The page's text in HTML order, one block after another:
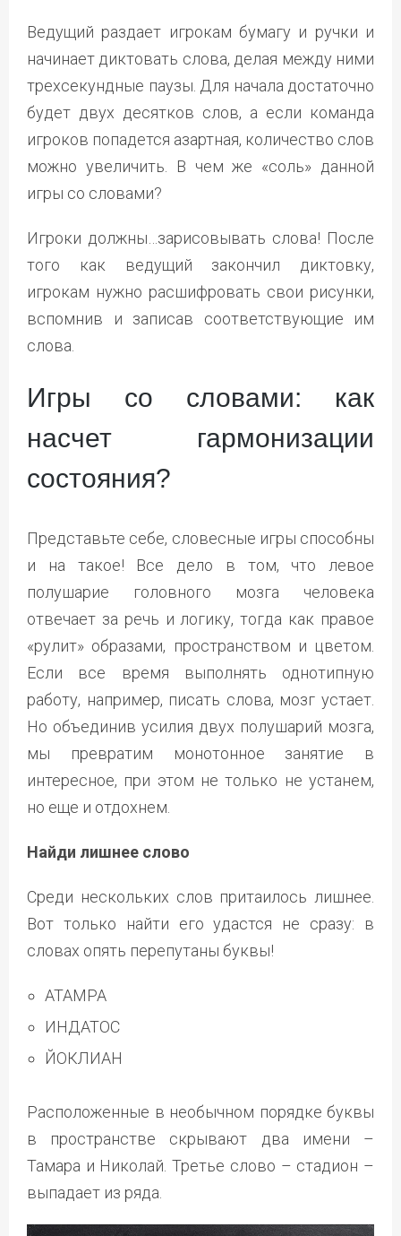
Ведущий раздает игрокам бумагу и ручки и
начинает диктовать слова, делая между ними
трехсекундные паузы. Для начала достаточно
будет двух десятков слов, а если команда
игроков попадется азартная, количество слов
можно увеличить. В чем же «соль» данной
игры со словами?
Игроки должны…зарисовывать слова! После
того как ведущий закончил диктовку,
игрокам нужно расшифровать свои рисунки,
вспомнив и записав соответствующие им
слова.
Игры со словами: как
насчет гармонизации
состояния?
Представьте себе, словесные игры способны
и на такое! Все дело в том, что левое
полушарие головного мозга человека
отвечает за речь и логику, тогда как правое
«рулит» образами, пространством и цветом.
Если все время выполнять однотипную
работу, например, писать слова, мозг устает.
Но объединив усилия двух полушарий мозга,
мы превратим монотонное занятие в
интересное, при этом не только не устанем,
но еще и отдохнем.
Найди лишнее слово
Среди нескольких слов притаилось лишнее.
Вот только найти его удастся не сразу: в
словах опять перепутаны буквы!
АТАМРА
ИНДАТОС
ЙОКЛИАН
Расположенные в необычном порядке буквы
в пространстве скрывают два имени –
Тамара и Николай. Третье слово – стадион –
выпадает из ряда.